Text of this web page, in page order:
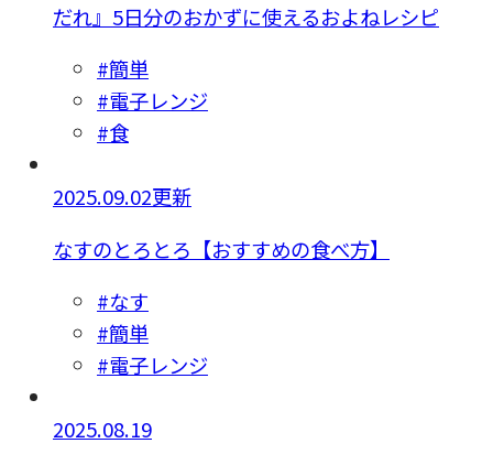
だれ』5日分のおかずに使えるおよねレシピ
#簡単
#電子レンジ
#食
2025.09.02更新
なすのとろとろ【おすすめの食べ方】
#なす
#簡単
#電子レンジ
2025.08.19